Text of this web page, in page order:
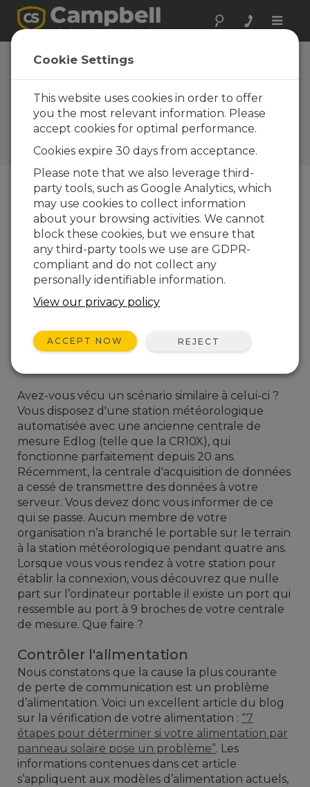
Toggle
Connecter avec succès votre
centrale de mesure obsolète
à un PC
Jacob Davis
| Mis à jour le : 12/19/2018 |
Commentaires : 0
Blog Menu
Avez-vous vécu un scénario similaire à celui-ci ?
Vous disposez d'une station météorologique
automatisée avec une ancienne centrale de
mesure Edlog (telle que la CR10X), qui
fonctionne parfaitement depuis 20 ans.
Récemment, la centrale d'acquisition de données
a cessé de transmettre des données à votre
serveur. Vous devez donc vous informer de ce
qui se passe. Aucun membre de votre
organisation n’a branché le portable sur le terrain
à la station météorologique pendant quatre ans.
Lorsque vous vous rendez à votre station pour
établir la connexion, vous découvrez que nulle
part sur l’ordinateur portable il existe un port qui
ressemble au port à 9 broches de votre centrale
de mesure. Que faire ?
Contrôler l'alimentation
Nous constatons que la cause la plus courante
de perte de communication est un problème
d’alimentation. Voici un excellent article du blog
sur la vérification de votre alimentation : “7
étapes pour déterminer si votre alimentation par
panneau solaire pose un problème”. Les
informations contenues dans cet article
s’appliquent aux modèles d’alimentation actuels,
Cookie Settings
This website uses cookies in order to offer
you the most relevant information. Please
accept cookies for optimal performance.
Cookies expire 30 days from acceptance.
Please note that we also leverage third-
party tools, such as Google Analytics, which
may use cookies to collect information
about your browsing activities. We cannot
block these cookies, but we ensure that
any third-party tools we use are GDPR-
compliant and do not collect any
personally identifiable information.
View our privacy policy
ACCEPT NOW REJECT